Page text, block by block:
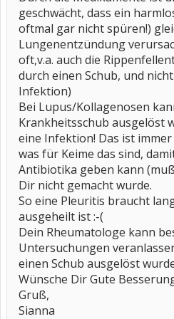
geschwächt, dass ein
oftmal gar nicht spüren!)
Lungenentzündung
oft,v.a. auch die
durch einen Schub, und
Infektion)
Bei Lupus/Kollagenosen
Krankheitsschub ausgelöst
eine Infektion! Das ist
was für Keime das sind,
Antibiotika geben kann
Dir nicht gemacht wurde.
So eine Pleuritis braucht
ausgeheilt ist :-(
Dein Rheumatologe kann
Untersuchungen
einen Schub ausgelöst
Wünsche Dir Gute
Gruß,
Sianna